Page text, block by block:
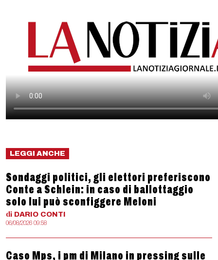
LEGGI ANCHE
Sondaggi politici, gli elettori preferiscono
Conte a Schlein: in caso di ballottaggio
solo lui può sconfiggere Meloni
di DARIO CONTI
06/08/2026 09:58
Caso Mps, i pm di Milano in pressing sulle